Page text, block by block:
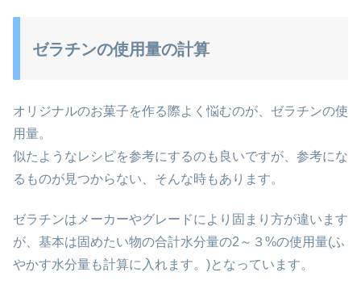
ゼラチンの使用量の計算
オリジナルのお菓子を作る際よく悩むのが、ゼラチンの使
用量。
似たようなレシピを参考にするのも良いですが、参考にな
るものが見つからない、そんな時もあります。
ゼラチンはメーカーやグレードにより固まり方が違います
が、基本は固めたい物の合計水分量の2～３%の使用量(ふ
やかす水分量も計算に入れます。)となっています。